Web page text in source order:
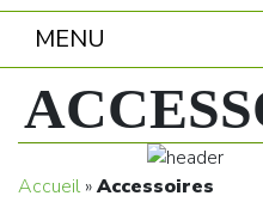
MENU
Accueil»Accessoires